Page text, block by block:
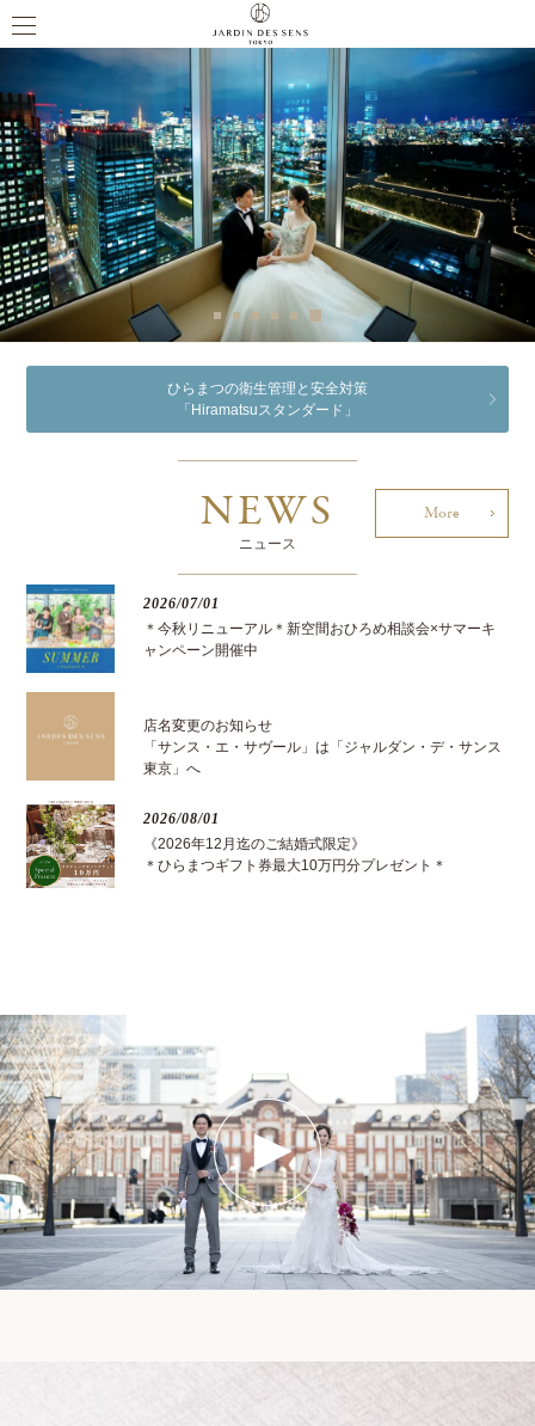
ひらまつの衛生管理と安全対策
「Hiramatsuスタンダード」
NEWS
ニュース
More
2026/07/01
＊今秋リニューアル＊新空間おひろめ相談会×サマーキ
ャンペーン開催中
店名変更のお知らせ
「サンス・エ・サヴール」は「ジャルダン・デ・サンス
東京」へ
2026/08/01
《2026年12月迄のご結婚式限定》
＊ひらまつギフト券最大10万円分プレゼント＊